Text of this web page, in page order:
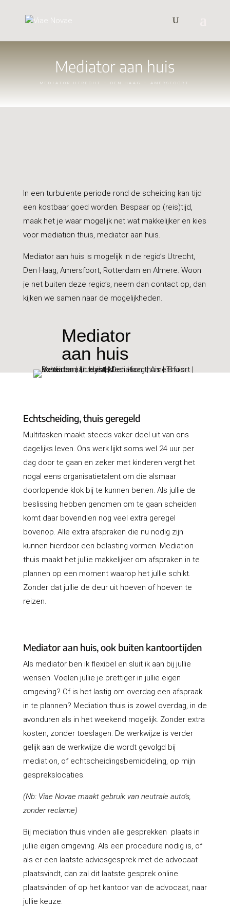
Mediator aan huis
MEDIATOR UTRECHT – DEN HAAG – AMERSFOORT
In een turbulente periode rond de scheiding kan tijd
een kostbaar goed worden. Bespaar op (reis)tijd,
maak het je waar mogelijk net wat makkelijker en kies
voor mediation thuis, mediator aan huis.
Mediator aan huis is mogelijk in de regio’s Utrecht,
Den Haag, Amersfoort, Rotterdam en Almere. Woon
je net buiten deze regio’s, neem dan contact op, dan
kijken we samen naar de mogelijkheden.
Mediator
aan huis
Echtscheiding, thuis geregeld
Multitasken maakt steeds vaker deel uit van ons
dagelijks leven. Ons werk lijkt soms wel 24 uur per
dag door te gaan en zeker met kinderen vergt het
nogal eens organisatietalent om die alsmaar
doorlopende klok bij te kunnen benen. Als jullie de
beslissing hebben genomen om te gaan scheiden
komt daar bovendien nog veel extra geregel
bovenop. Alle extra afspraken die nu nodig zijn
kunnen hierdoor een belasting vormen. Mediation
thuis maakt het jullie makkelijker om afspraken in te
plannen op een moment waarop het jullie schikt.
Zonder dat jullie de deur uit hoeven of hoeven te
reizen.
Mediator aan huis, ook buiten kantoortijden
Als mediator ben ik flexibel en sluit ik aan bij jullie
wensen. Voelen jullie je prettiger in jullie eigen
omgeving? Of is het lastig om overdag een afspraak
in te plannen? Mediation thuis is zowel overdag, in de
avonduren als in het weekend mogelijk. Zonder extra
kosten, zonder toeslagen. De werkwijze is verder
gelijk aan de werkwijze die wordt gevolgd bij
mediation, of echtscheidingsbemiddeling, op mijn
gesprekslocaties.
(Nb: Viae Novae maakt gebruik van neutrale auto’s,
zonder reclame)
Bij mediation thuis vinden alle gesprekken plaats in
jullie eigen omgeving. Als een procedure nodig is, of
als er een laatste adviesgesprek met de advocaat
plaatsvindt, dan zal dit laatste gesprek online
plaatsvinden of op het kantoor van de advocaat, naar
jullie keuze.